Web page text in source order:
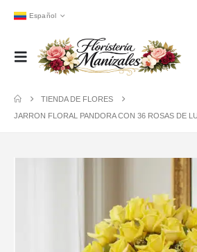
Español
TIENDA DE FLORES
JARRON FLORAL PANDORA CON 36 ROSAS DE